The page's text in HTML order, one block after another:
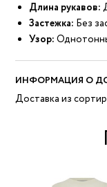
Длина рукавов:
Застежка: Без
Узор:
ИНФОРМАЦИЯ О
Доставка из